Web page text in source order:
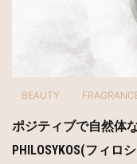
BEAUTY
ポジティブで自然体
PHILOSYKOS(フィ